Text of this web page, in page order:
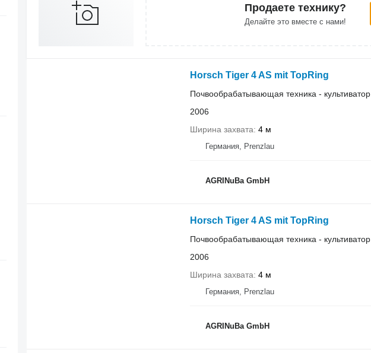
Продаете технику?
Делайте это вместе с нами!
Horsch Tiger 4 AS mit TopRing
Почвообрабатывающая техника - культиватор
2006
Ширина захвата 4 м
Германия, Prenzlau
AGRINuBa GmbH
Horsch Tiger 4 AS mit TopRing
Почвообрабатывающая техника - культиватор
2006
Ширина захвата 4 м
Германия, Prenzlau
AGRINuBa GmbH